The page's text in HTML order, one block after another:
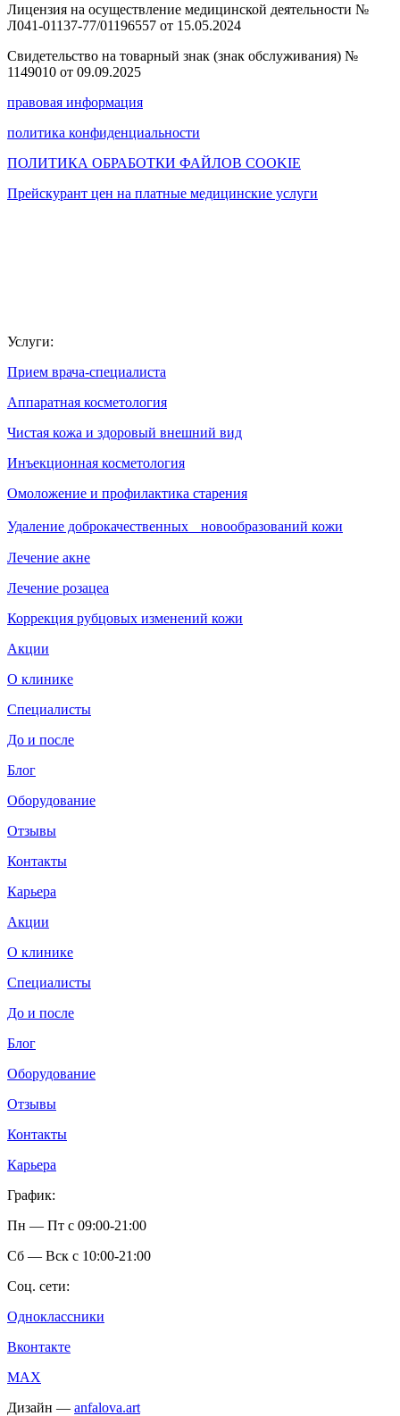
Лицензия на осуществление медицинской деятельности №
Л041-01137-77/01196557 от 15.05.2024
Свидетельство на товарный знак (знак обслуживания) №
1149010 от 09.09.2025
правовая информация
политика конфиденциальности
ПОЛИТИКА ОБРАБОТКИ ФАЙЛОВ COOKIE
Прейскурант цен на платные медицинские услуги
Услуги:
Прием врача-специалиста
Аппаратная косметология
Чистая кожа и здоровый внешний вид
Инъекционная косметология
Омоложение и профилактика старения
Удаление доброкачественных новообразований кожи
Лечение акне
Лечение розацеа
Коррекция рубцовых изменений кожи
Акции
О клинике
Специалисты
До и после
Блог
Оборудование
Отзывы
Контакты
Карьера
Акции
О клинике
Специалисты
До и после
Блог
Оборудование
Отзывы
Контакты
Карьера
График:
Пн — Пт с 09:00-21:00
Сб — Вск c 10:00-21:00
Соц. сети:
Одноклассники
Вконтакте
MAX
Дизайн — anfalova.art